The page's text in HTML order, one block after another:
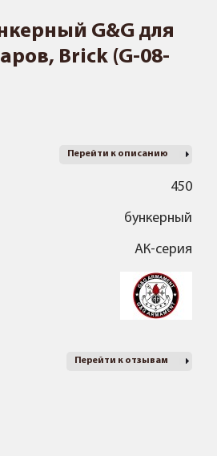
G&G для
Brick (G-08-
Перейти к описанию
450
бункерный
АК-серия
Перейти к отзывам